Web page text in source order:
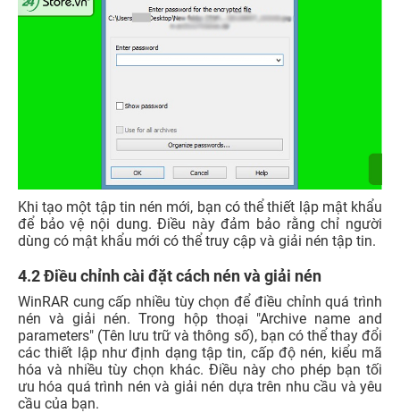
Khi tạo một tập tin nén mới, bạn có thể thiết lập mật khẩu
để bảo vệ nội dung. Điều này đảm bảo rằng chỉ người
dùng có mật khẩu mới có thể truy cập và giải nén tập tin.
4.2 Điều chỉnh cài đặt cách nén và giải nén
WinRAR cung cấp nhiều tùy chọn để điều chỉnh quá trình
nén và giải nén. Trong hộp thoại "Archive name and
parameters" (Tên lưu trữ và thông số), bạn có thể thay đổi
các thiết lập như định dạng tập tin, cấp độ nén, kiểu mã
hóa và nhiều tùy chọn khác. Điều này cho phép bạn tối
ưu hóa quá trình nén và giải nén dựa trên nhu cầu và yêu
cầu của bạn.